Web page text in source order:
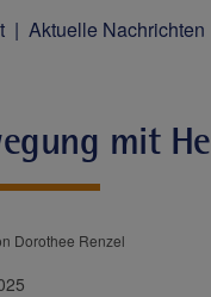
Aktuelle Nachrichten
mit
Dorothee Renzel